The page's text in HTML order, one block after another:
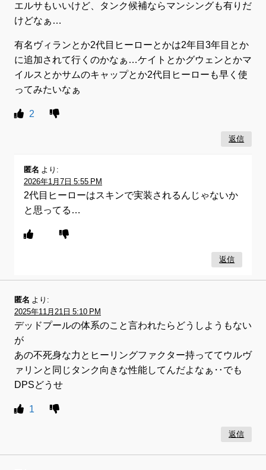
エルサもいいけど、タンク候補ならマンシングも有りだ
けどなぁ…
有名ヴィランとか2代目ヒーローとかは2年目3年目とか
に追加されて行くのかなぁ…ケイトとかグウェンとかマ
イルスとかサムのキャップとか2代目ヒーローも早く使
ってみたいなぁ
2
返信
匿名 より:
2026年1月7日 5:55 PM
2代目ヒーローはスキンで実装されるんじゃないか
と思ってる…
返信
匿名 より:
2025年11月21日 5:10 PM
デッドプールの体系のこと言われたらどうしようもない
が
あの不死身な力とヒーリングファクター持っててウルヴ
ァリンと同じタンク向きな性能してんだよなぁ‥でも
DPSどうせ
1
返信